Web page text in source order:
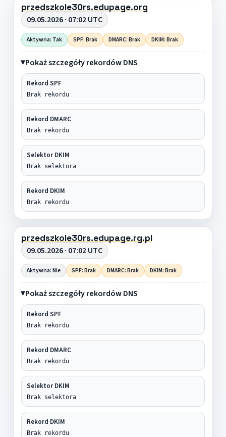
przedszkole30rs.edupage.org
09.05.2026 · 07:02 UTC
Aktywna: Tak SPF: Brak DMARC: Brak DKIM: Brak
Pokaż szczegóły rekordów DNS
Rekord SPF
Brak rekordu
Rekord DMARC
Brak rekordu
Selektor DKIM
Brak selektora
Rekord DKIM
Brak rekordu
przedszkole30rs.edupage.rg.pl
09.05.2026 · 07:02 UTC
Aktywna: Nie SPF: Brak DMARC: Brak DKIM: Brak
Pokaż szczegóły rekordów DNS
Rekord SPF
Brak rekordu
Rekord DMARC
Brak rekordu
Selektor DKIM
Brak selektora
Rekord DKIM
Brak rekordu